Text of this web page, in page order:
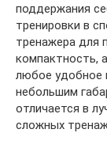
поддержания
тренировки в
тренажера для
компактность,
любое удобное
небольшим
отличается в
сложных